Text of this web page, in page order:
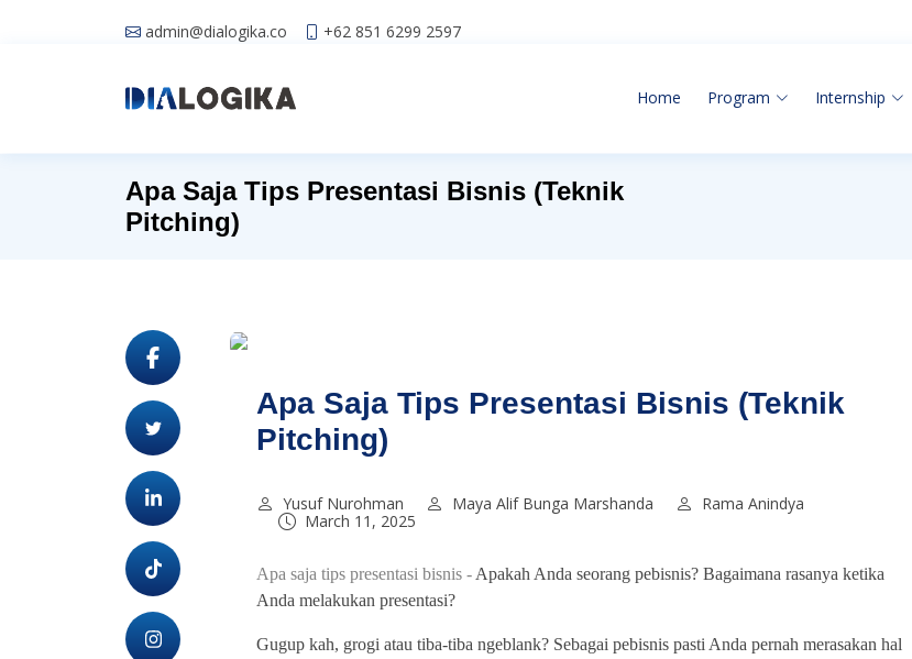
admin@dialogika.co +62 851 6299 2597
Home Program Internship
Apa Saja Tips Presentasi Bisnis (Teknik
Pitching)
Apa Saja Tips Presentasi Bisnis (Teknik
Pitching)
Yusuf Nurohman Maya Alif Bunga Marshanda
Rama Anindya
March 11, 2025
Apa saja tips presentasi bisnis - Apakah Anda seorang pebisnis? Bagaimana rasanya ketika
Anda melakukan presentasi?
Gugup kah, grogi atau tiba-tiba ngeblank? Sebagai pebisnis pasti Anda pernah merasakan hal